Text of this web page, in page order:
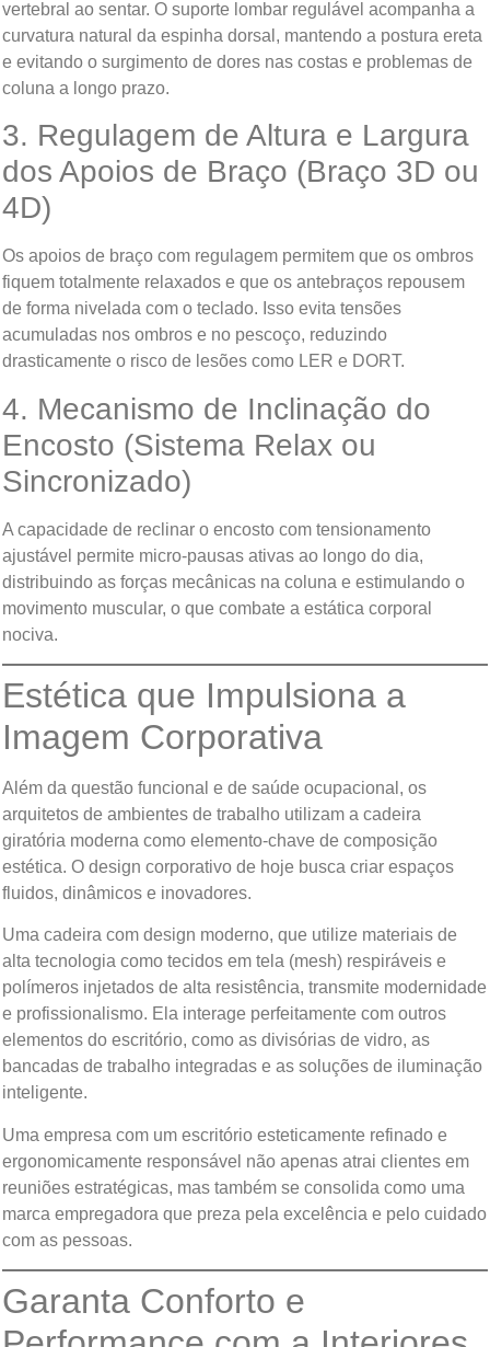
vertebral ao sentar. O suporte lombar regulável acompanha a
curvatura natural da espinha dorsal, mantendo a postura ereta
e evitando o surgimento de dores nas costas e problemas de
coluna a longo prazo.
3. Regulagem de Altura e Largura
dos Apoios de Braço (Braço 3D ou
4D)
Os apoios de braço com regulagem permitem que os ombros
fiquem totalmente relaxados e que os antebraços repousem
de forma nivelada com o teclado. Isso evita tensões
acumuladas nos ombros e no pescoço, reduzindo
drasticamente o risco de lesões como LER e DORT.
4. Mecanismo de Inclinação do
Encosto (Sistema Relax ou
Sincronizado)
A capacidade de reclinar o encosto com tensionamento
ajustável permite micro-pausas ativas ao longo do dia,
distribuindo as forças mecânicas na coluna e estimulando o
movimento muscular, o que combate a estática corporal
nociva.
Estética que Impulsiona a
Imagem Corporativa
Além da questão funcional e de saúde ocupacional, os
arquitetos de ambientes de trabalho utilizam a cadeira
giratória moderna como elemento-chave de composição
estética. O design corporativo de hoje busca criar espaços
fluidos, dinâmicos e inovadores.
Uma cadeira com design moderno, que utilize materiais de
alta tecnologia como tecidos em tela (mesh) respiráveis e
polímeros injetados de alta resistência, transmite modernidade
e profissionalismo. Ela interage perfeitamente com outros
elementos do escritório, como as divisórias de vidro, as
bancadas de trabalho integradas e as soluções de iluminação
inteligente.
Uma empresa com um escritório esteticamente refinado e
ergonomicamente responsável não apenas atrai clientes em
reuniões estratégicas, mas também se consolida como uma
marca empregadora que preza pela excelência e pelo cuidado
com as pessoas.
Garanta Conforto e